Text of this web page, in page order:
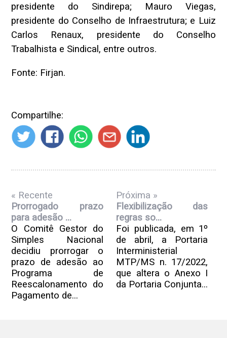
presidente do Sindirepa; Mauro Viegas,
presidente do Conselho de Infraestrutura; e Luiz
Carlos Renaux, presidente do Conselho
Trabalhista e Sindical, entre outros.
Fonte: Firjan.
Compartilhe:
« Recente
Prorrogado prazo
para adesão ...
O Comitê Gestor do
Simples Nacional
decidiu prorrogar o
prazo de adesão ao
Programa de
Reescalonamento do
Pagamento de...
Próxima »
Flexibilização das
regras so...
Foi publicada, em 1º
de abril, a Portaria
Interministerial
MTP/MS n. 17/2022,
que altera o Anexo I
da Portaria Conjunta...